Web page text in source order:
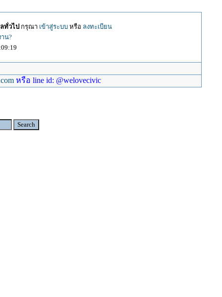
ทั่วไป กรุณา เข้าสู่ระบบหรือ ลงทะเบียน
น?
หรือ line id: @welovecivic